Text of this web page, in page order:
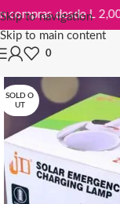
Skip to navigation
Skip to main content
en compras desde L
0
SOLD O
UT